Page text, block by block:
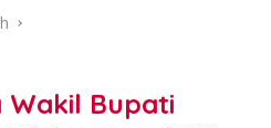
Wakil Bupati